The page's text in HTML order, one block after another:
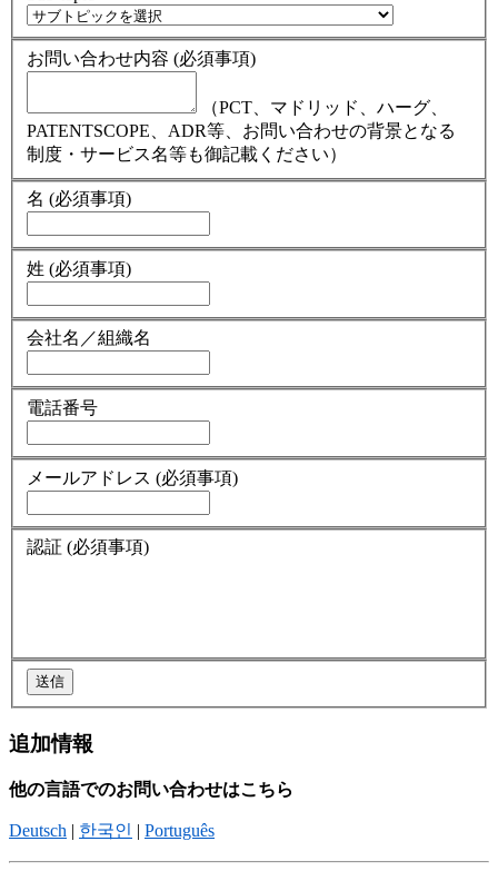
お問い合わせ内容 (必須事項)
PATENTSCOPE、ADR等、お問い合わせの背景となる
制度・サービス名等も御記載ください）
名 (必須事項)
姓 (必須事項)
会社名／組織名
電話番号
メールアドレス (必須事項)
認証 (必須事項)
追加情報
他の言語でのお問い合わせはこちら
Deutsch | 한국인 | Português